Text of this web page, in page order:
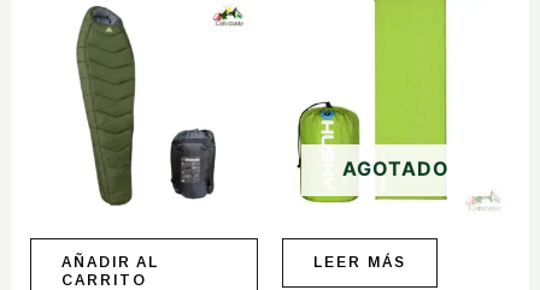
AÑADIR AL
CARRITO
AGOTADO
LEER MÁS